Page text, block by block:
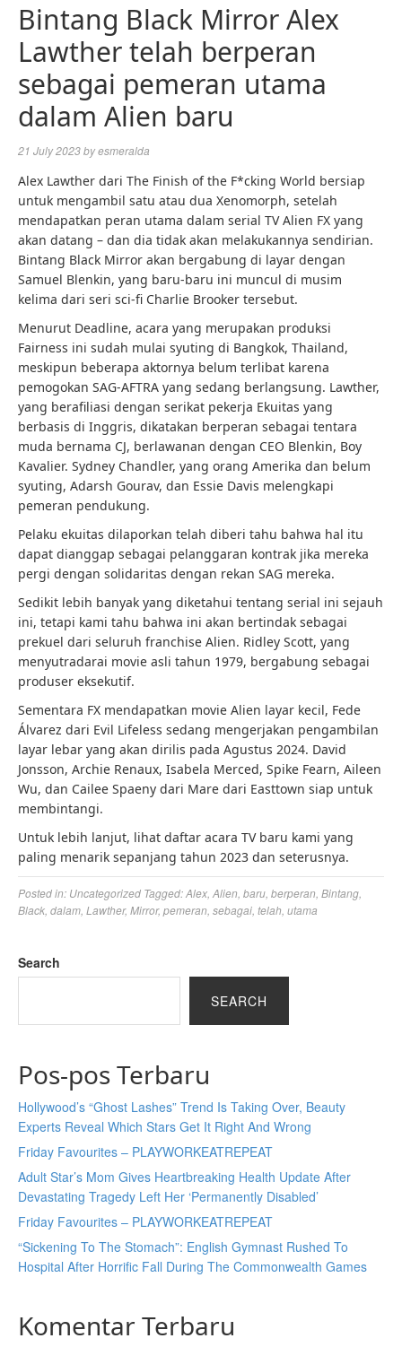
Bintang Black Mirror Alex
Lawther telah berperan
sebagai pemeran utama
dalam Alien baru
21 July 2023byesmeralda
Alex Lawther dari The Finish of the F*cking World bersiap
untuk mengambil satu atau dua Xenomorph, setelah
mendapatkan peran utama dalam serial TV Alien FX yang
akan datang – dan dia tidak akan melakukannya sendirian.
Bintang Black Mirror akan bergabung di layar dengan
Samuel Blenkin, yang baru-baru ini muncul di musim
kelima dari seri sci-fi Charlie Brooker tersebut.
Menurut Deadline, acara yang merupakan produksi
Fairness ini sudah mulai syuting di Bangkok, Thailand,
meskipun beberapa aktornya belum terlibat karena
pemogokan SAG-AFTRA yang sedang berlangsung. Lawther,
yang berafiliasi dengan serikat pekerja Ekuitas yang
berbasis di Inggris, dikatakan berperan sebagai tentara
muda bernama CJ, berlawanan dengan CEO Blenkin, Boy
Kavalier. Sydney Chandler, yang orang Amerika dan belum
syuting, Adarsh ​​Gourav, dan Essie Davis melengkapi
pemeran pendukung.
Pelaku ekuitas dilaporkan telah diberi tahu bahwa hal itu
dapat dianggap sebagai pelanggaran kontrak jika mereka
pergi dengan solidaritas dengan rekan SAG mereka.
Sedikit lebih banyak yang diketahui tentang serial ini sejauh
ini, tetapi kami tahu bahwa ini akan bertindak sebagai
prekuel dari seluruh franchise Alien. Ridley Scott, yang
menyutradarai movie asli tahun 1979, bergabung sebagai
produser eksekutif.
Sementara FX mendapatkan movie Alien layar kecil, Fede
Álvarez dari Evil Lifeless sedang mengerjakan pengambilan
layar lebar yang akan dirilis pada Agustus 2024. David
Jonsson, Archie Renaux, Isabela Merced, Spike Fearn, Aileen
Wu, dan Cailee Spaeny dari Mare dari Easttown siap untuk
membintangi.
Untuk lebih lanjut, lihat daftar acara TV baru kami yang
paling menarik sepanjang tahun 2023 dan seterusnya.
Posted in: Uncategorized Tagged:Alex Alien baru berperan Bintang
Black dalam Lawther, Mirror, pemeran sebagai telah utama
Search
SEARCH
Pos-pos Terbaru
Hollywood’s “Ghost Lashes” Trend Is Taking Over, Beauty
Experts Reveal Which Stars Get It Right And Wrong
Friday Favourites – PLAYWORKEATREPEAT
Adult Star’s Mom Gives Heartbreaking Health Update After
Devastating Tragedy Left Her ‘Permanently Disabled’
Friday Favourites – PLAYWORKEATREPEAT
“Sickening To The Stomach”: English Gymnast Rushed To
Hospital After Horrific Fall During The Commonwealth Games
Komentar Terbaru